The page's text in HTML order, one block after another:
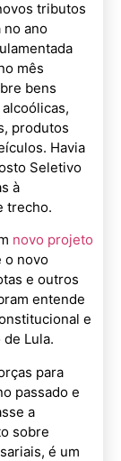
tributos
no ano
mês
bens
produtos
Havia
Seletivo
à
trecho.
novo projeto
o novo
e outros
entende
e
Lula.
para
passado e
a
sobre
é um